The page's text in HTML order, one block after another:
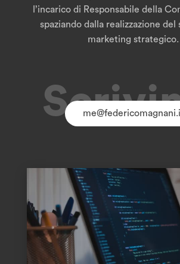
l’incarico di Responsabile della
spaziando dalla realizzazione del
marketing strategico.